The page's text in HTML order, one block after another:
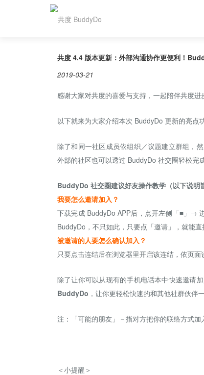
共度 4.4 版本更新：外部沟通协作更便利！
2019-03-21
感谢大家对共度的喜爱与支持，一起陪伴共度
以下就来为大家介绍本次 BuddyDo 更新的亮点
除了和同一社区成员依组织／议题建立群组，
外部的社区也可以透过 BuddyDo 社交圈轻松完
BuddyDo 社交圈建议好友操作教学（以下说明
我要怎么邀请加入？
下载完成BuddyDo APP后，点开左侧「≡」→
BuddyDo，不只如此，只要点「邀请」，就能
被邀请的人要怎么确认加入？
只要点击连结后在浏览器里开启该连结，依页面
除了让你可以从现有的手机电话本中快速邀请加
BuddyDo ，让你更轻松快速的和其他社群伙伴
注：「可能的朋友」－指对方把你的联络方式加
＜小提醒＞